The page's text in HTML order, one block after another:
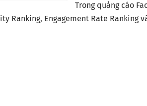
Trong quảng cáo
Ranking, Engagement Rate Ranking